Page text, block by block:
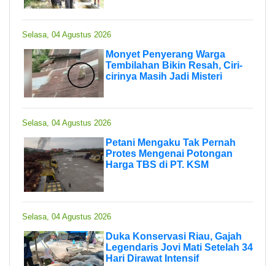
Selasa, 04 Agustus 2026
Monyet Penyerang Warga
Tembilahan Bikin Resah, Ciri-
cirinya Masih Jadi Misteri
Selasa, 04 Agustus 2026
Petani Mengaku Tak Pernah
Protes Mengenai Potongan
Harga TBS di PT. KSM
Selasa, 04 Agustus 2026
Duka Konservasi Riau, Gajah
Legendaris Jovi Mati Setelah 34
Hari Dirawat Intensif